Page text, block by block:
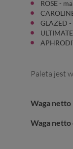
ROSE -
GLAZED
Paleta jest
Waga netto
Waga netto